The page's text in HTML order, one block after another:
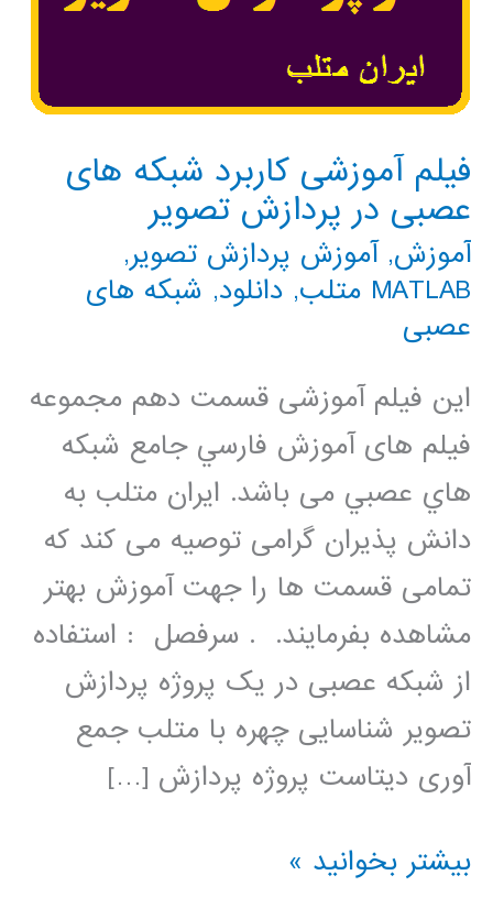
فیلم آموزشی کاربرد شبکه های
عصبی در پردازش تصویر
آموزش,آموزش پردازش تصویر,
MATLAB متلب
, دانلود, شبکه های
عصبی
این فیلم آموزشی قسمت دهم مجموعه
فيلم های آموزش فارسي جامع شبكه
هاي عصبي می باشد. ایران متلب به
دانش پذیران گرامی توصیه می کند که
تمامی قسمت ها را جهت آموزش بهتر
مشاهده بفرمایند. . سرفصل : استفاده
از شبکه عصبی در یک پروژه پردازش
تصویر شناسایی چهره با متلب جمع
آوری دیتاست پروژه پردازش […]
فیلم
بیشتر بخوانید »